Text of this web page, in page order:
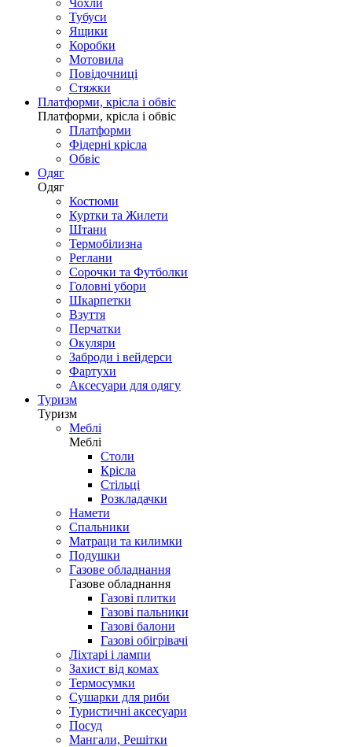
Чохли
Тубуси
Ящики
Коробки
Мотовила
Повідочниці
Стяжки
Платформи, крісла і обвіс
Платформи, крісла і обвіс
Платформи
Фідерні крісла
Обвіс
Одяг
Одяг
Костюми
Куртки та Жилети
Штани
Термобілизна
Реглани
Сорочки та Футболки
Головні убори
Шкарпетки
Взуття
Перчатки
Окуляри
Заброди і вейдерси
Фартухи
Аксесуари для одягу
Туризм
Туризм
Меблі
Меблі
Столи
Крісла
Стільці
Розкладачки
Намети
Спальники
Матраци та килимки
Подушки
Газове обладнання
Газове обладнання
Газові плитки
Газові пальники
Газові балони
Газові обігрівачі
Ліхтарі і лампи
Захист від комах
Термосумки
Сушарки для риби
Туристичні аксесуари
Посуд
Мангали, Решітки